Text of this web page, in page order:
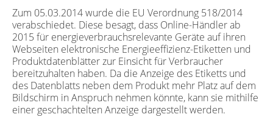
Zum 05.03.2014 wurde die EU Verordnung 518/2014
verabschiedet. Diese besagt, dass Online-Händler ab
2015 für energieverbrauchsrelevante Geräte auf ihren
Webseiten elektronische Energieeffizienz-Etiketten und
Produktdatenblätter zur Einsicht für Verbraucher
bereitzuhalten haben. Da die Anzeige des Etiketts und
des Datenblatts neben dem Produkt mehr Platz auf dem
Bildschirm in Anspruch nehmen könnte, kann sie mithilfe
einer geschachtelten Anzeige dargestellt werden.